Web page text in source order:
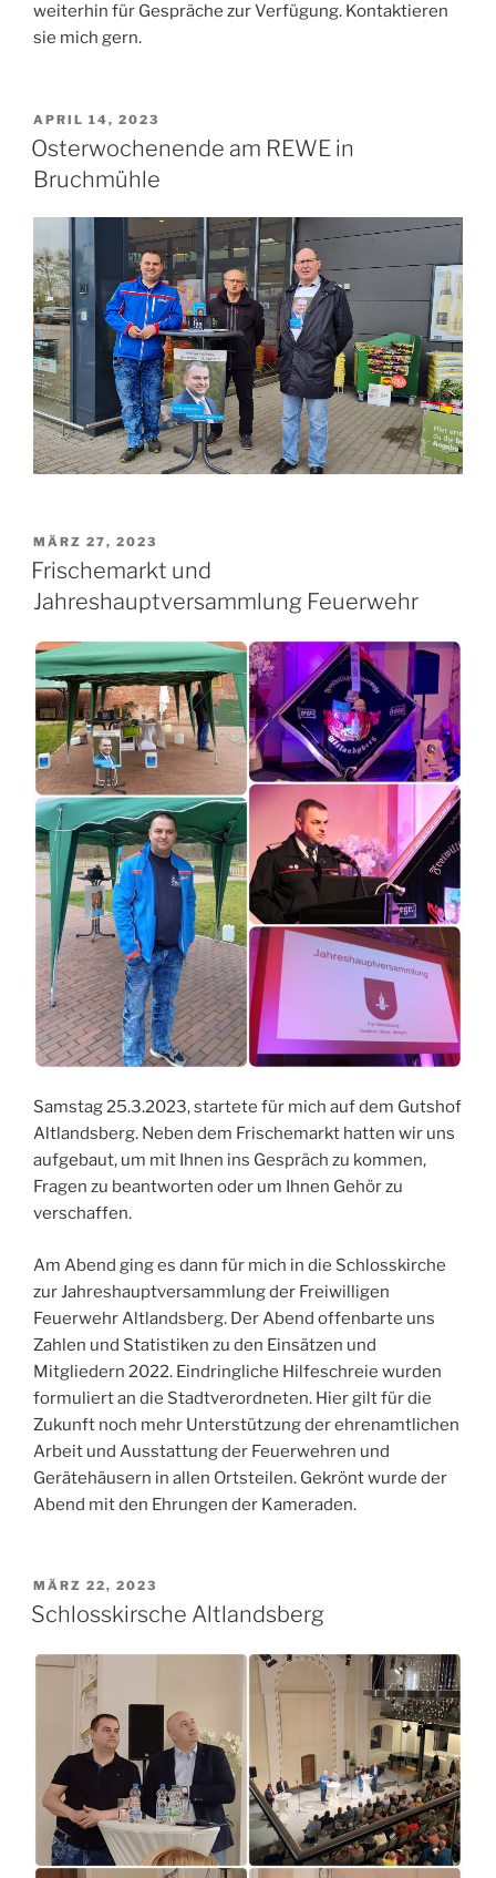
weiterhin für Gespräche zur Verfügung. Kontaktieren
sie mich gern.
VERÖFFENTLICHT
AM
APRIL 14, 2023
Osterwochenende am REWE in
Bruchmühle
VERÖFFENTLICHT
AM
MÄRZ 27, 2023
Frischemarkt und
Jahreshauptversammlung Feuerwehr
Samstag 25.3.2023, startete für mich auf dem Gutshof
Altlandsberg. Neben dem Frischemarkt hatten wir uns
aufgebaut, um mit Ihnen ins Gespräch zu kommen,
Fragen zu beantworten oder um Ihnen Gehör zu
verschaffen.
Am Abend ging es dann für mich in die Schlosskirche
zur Jahreshauptversammlung der Freiwilligen
Feuerwehr Altlandsberg. Der Abend offenbarte uns
Zahlen und Statistiken zu den Einsätzen und
Mitgliedern 2022. Eindringliche Hilfeschreie wurden
formuliert an die Stadtverordneten. Hier gilt für die
Zukunft noch mehr Unterstützung der ehrenamtlichen
Arbeit und Ausstattung der Feuerwehren und
Gerätehäusern in allen Ortsteilen. Gekrönt wurde der
Abend mit den Ehrungen der Kameraden.
VERÖFFENTLICHT
AM
MÄRZ 22, 2023
Schlosskirsche Altlandsberg